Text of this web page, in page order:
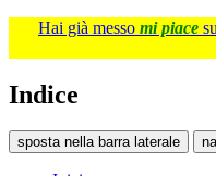
Hai già messo mi piace
Indice
sposta nella barra laterale